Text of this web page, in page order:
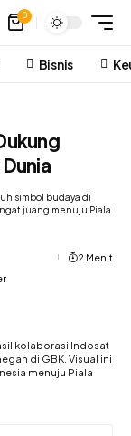
0
Bisnis
simbol budaya di
juang menuju Piala
2 Menit
kolaborasi Indosat
di GBK. Visual ini
menuju Piala